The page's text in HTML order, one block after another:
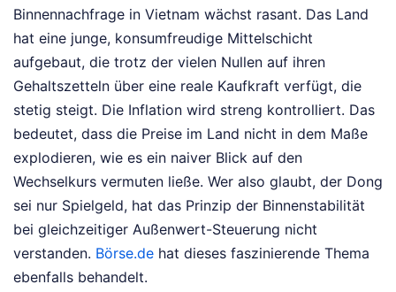
Binnennachfrage in Vietnam wächst rasant. Das Land
hat eine junge, konsumfreudige Mittelschicht
aufgebaut, die trotz der vielen Nullen auf ihren
Gehaltszetteln über eine reale Kaufkraft verfügt, die
stetig steigt. Die Inflation wird streng kontrolliert. Das
bedeutet, dass die Preise im Land nicht in dem Maße
explodieren, wie es ein naiver Blick auf den
Wechselkurs vermuten ließe. Wer also glaubt, der Dong
sei nur Spielgeld, hat das Prinzip der Binnenstabilität
bei gleichzeitiger Außenwert-Steuerung nicht
verstanden. Börse.de hat dieses faszinierende Thema
ebenfalls behandelt.